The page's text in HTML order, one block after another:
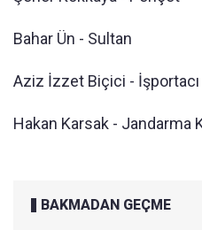
Bahar Ün - Sultan
Aziz İzzet Biçici - İşportacı
Hakan Karsak - Jandarma
BAKMADAN GEÇME